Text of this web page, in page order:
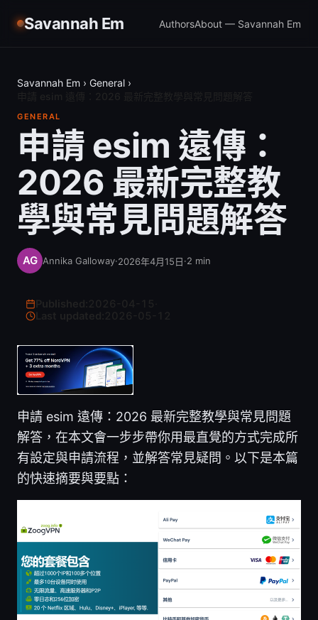
Savannah Em AuthorsAbout — Savannah Em
Savannah Em › General ›
GENERAL
申請 esim 遠傳：
2026 最新完整教
學與常見問題解答
Annika Galloway·2026年4月15日·2 min
Last updated:
申請 esim 遠傳：2026 最新完整教學與常見問題
解答，在本文會一步步帶你用最直覺的方式完成所
有設定與申請流程，並解答常見疑問。以下是本篇
的快速摘要與要點：